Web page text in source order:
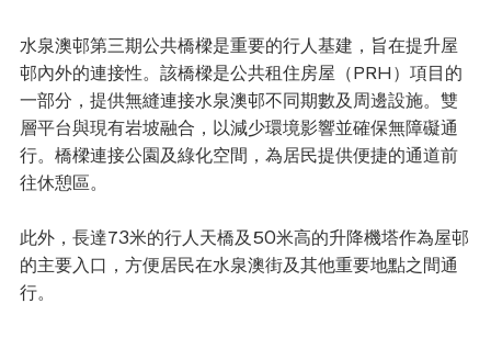
水泉澳邨第三期公共橋樑是重要的行人基建，旨在提升屋
邨內外的連接性。該橋樑是公共租住房屋（PRH）項目的
一部分，提供無縫連接水泉澳邨不同期數及周邊設施。雙
層平台與現有岩坡融合，以減少環境影響並確保無障礙通
行。橋樑連接公園及綠化空間，為居民提供便捷的通道前
往休憩區。
此外，長達73米的行人天橋及50米高的升降機塔作為屋邨
的主要入口，方便居民在水泉澳街及其他重要地點之間通
行。